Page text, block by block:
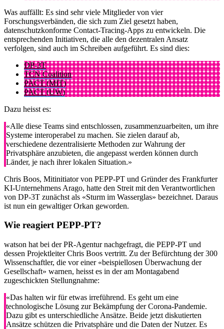
Was auffällt: Es sind sehr viele Mitglieder von vier
Forschungsverbänden, die sich zum Ziel gesetzt haben,
datenschutzkonforme Contact-Tracing-Apps zu entwickeln. Die
entsprechenden Initiativen, die alle den dezentralen Ansatz
verfolgen, sind auch im Schreiben aufgeführt. Es sind dies:
DP-3T
TCN Coalition
PACT (MIT)
PACT (UW)
Dazu heisst es:
«Alle diese Teams sind entschlossen, zusammenzuarbeiten, um ihre
Systeme interoperabel zu machen. Sie zielen darauf ab,
verschiedene dezentralisierte Methoden zur Wahrung der
Privatsphäre anzubieten, die angepasst werden können durch
Länder, je nach ihrer lokalen Situation.»
Chris Boos, Mitinitiator von PEPP-PT und Gründer des Frankfurter
KI-Unternehmens Arago, hatte den Streit mit den Verantwortlichen
von DP-3T zunächst als «Sturm im Wasserglas» bezeichnet. Daraus
ist nun ein gewaltiger Orkan geworden.
Wie reagiert PEPP-PT?
watson hat bei der PR-Agentur nachgefragt, die PEPP-PT und
dessen Projektleiter Chris Boos vertritt. Zu der Befürchtung der 300
Wissenschaftler, die vor einer «beispiellosen Überwachung der
Gesellschaft» warnen, heisst es in der am Montagabend
zugeschickten Stellungnahme:
«Das halten wir für etwas irreführend. Es geht um eine
technologische Lösung zur Bekämpfung der Corona-Pandemie.
Dazu gibt es unterschiedliche Ansätze. Beide jetzt diskutierten
Ansätze schützen die Privatsphäre und die Daten der Nutzer. Es